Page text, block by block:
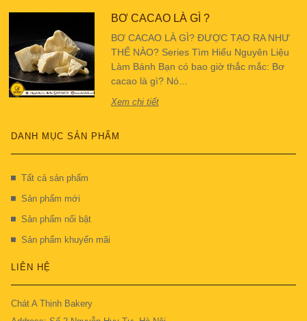
BƠ CACAO LÀ GÌ ?
BƠ CACAO LÀ GÌ? ĐƯỢC TẠO RA NHƯ
THẾ NÀO? Series Tìm Hiểu Nguyên Liệu
Làm Bánh Bạn có bao giờ thắc mắc: Bơ
cacao là gì? Nó...
Xem chi tiết
DANH MỤC SẢN PHẨM
Tất cả sản phẩm
Sản phẩm mới
Sản phẩm nổi bật
Sản phẩm khuyến mãi
LIÊN HỆ
Chát A Thịnh Bakery